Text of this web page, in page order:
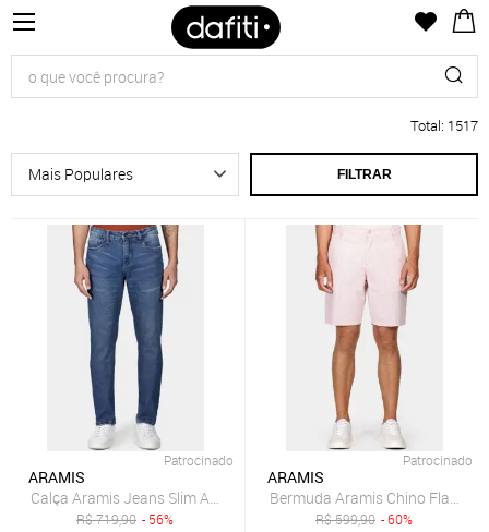
Total: 1517
FILTRAR
Patrocinado
ARAMIS
Calça Aramis Jeans Slim Azul Médio
R$719,90 - 56%
Patrocinado
ARAMIS
Bermuda Aramis Chino Flame
R$599,90 - 60%